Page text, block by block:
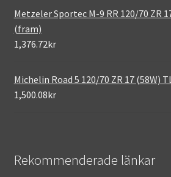
Metzeler Sportec M-9 RR 120/70 ZR
(fram)
1,376.72kr
Michelin Road 5 120/70 ZR 17 (58W)
1,500.08kr
Rekommenderade länkar